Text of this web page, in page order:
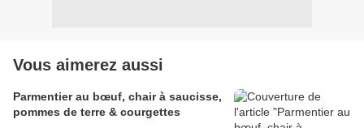
Vous aimerez aussi
Parmentier au bœuf, chair à saucisse,
pommes de terre & courgettes